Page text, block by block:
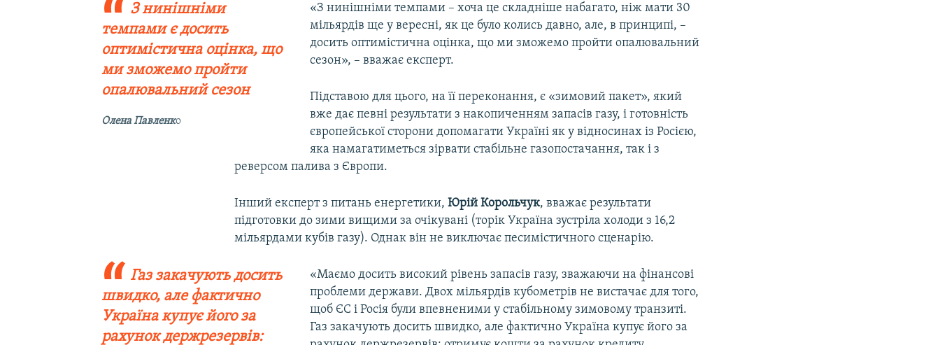
З нинішніми
темпами​є досить
оптимістична оцінка, що
ми зможемо пройти
опалювальний сезон
Олена Павленко
«З нинішніми темпами – хоча це складніше набагато, ніж мати 30
мільярдів ще у вересні, як це було колись давно, але, в принципі, –
досить оптимістична оцінка, що ми зможемо пройти опалювальний
сезон», – вважає експерт.
Підставою для цього, на її переконання, є «зимовий пакет», який
вже дає певні результати з накопиченням запасів газу, і готовність
європейської сторони допомагати Україні як у відносинах із Росією,
яка намагатиметься зірвати стабільне газопостачання, так і з
реверсом палива з Європи.
Інший експерт з питань енергетики,Юрій Корольчук, вважає результати
підготовки до зими вищими за очікувані (торік Україна зустріла холоди з 16,2
мільярдами кубів газу). Однак він не виключає песимістичного сценарію.
Газ закачують досить
швидко, але фактично
Україна купує його за
рахунок держрезервів:
«Маємо досить високий рівень запасів газу, зважаючи на фінансові
проблеми держави. Двох мільярдів кубометрів не вистачає для того,
щоб ЄС і Росія були впевненими у стабільному зимовому транзиті.
Газ закачують досить швидко, але фактично Україна купує його за